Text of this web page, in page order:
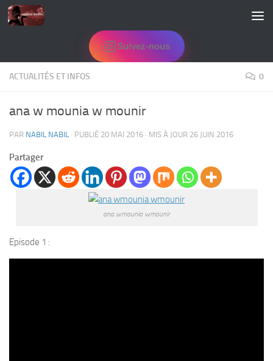
Skip to content
Suivez-nous
ACTUALITÉS ET INFOS 0
ana w mounia w mounir
PAR NABIL NABIL · PUBLIÉ 20 MAI 2016 · MIS À JOUR 26 JUIN 2016
Partager
ana wmounia wmounir
Episode 1 :